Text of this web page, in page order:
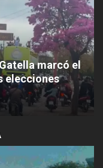
marcó el
elecciones